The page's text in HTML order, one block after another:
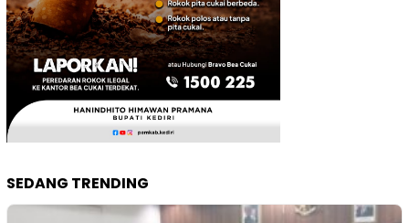
SEDANG TRENDING